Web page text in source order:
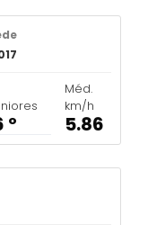
º
Méd.
km/h
5.86